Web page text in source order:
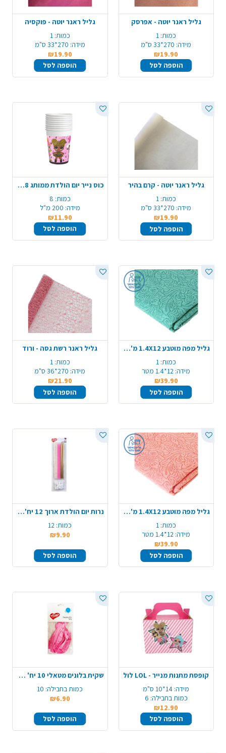
גליל ראנר יוטה - אפרסק
כמות: 1
מידה: 270*33 ס"מ
₪19.90
הוספה לסל
גליל ראנר יוטה - פוקסיה
כמות: 1
מידה: 270*33 ס"מ
₪19.90
הוספה לסל
גליל ראנר יוטה - קרם בהיר
כמות: 1
מידה: 270*33 ס"מ
₪19.90
הוספה לסל
כוס נייר יום הולדת ממותג 8 יח' - LOL
כמות: 8
מידה: 200 מ"ל
₪11.90
הוספה לסל
גליל מפה מוטבע 1.4X12 מ' - מנטה
כמות: 1
מידה: 12*1.4 מטר
₪39.90
הוספה לסל
גליל ראנר רשת גסה - ורוד
כמות: 1
מידה: 270*36 ס"מ
₪21.90
הוספה לסל
גליל מפה מוטבע 1.4X12 מ' - ורוד
כמות: 1
מידה: 12*1.4 מטר
₪39.90
הוספה לסל
נרות יום הולדת ארוך 12 יח' - מיקס
כמות: 12
₪9.90
הוספה לסל
קופסת מתנות מנייר - LOL לול
מידה: 14*10 ס"מ
כמות בחבילה: 6
₪12.90
הוספה לסל
שקית בלונים מטאלי 10 יח' - ורוד
כמות בחבילה: 10
₪6.90
הוספה לסל